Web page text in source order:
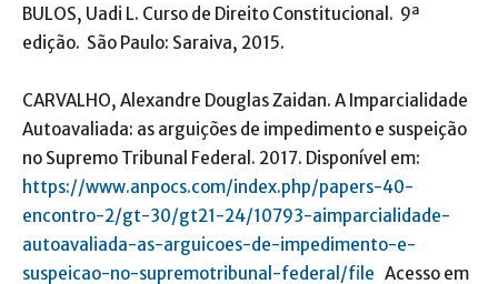
BULOS, Uadi L. Curso de Direito Constitucional. 9ª
edição. São Paulo: Saraiva, 2015.
CARVALHO, Alexandre Douglas Zaidan. A Imparcialidade
Autoavaliada: as arguições de impedimento e suspeição
no Supremo Tribunal Federal. 2017. Disponível em:
https://www.anpocs.com/index.php/papers-40-
encontro-2/gt-30/gt21-24/10793-aimparcialidade-
autoavaliada-as-arguicoes-de-impedimento-e-
suspeicao-no-supremotribunal-federal/file Acesso em